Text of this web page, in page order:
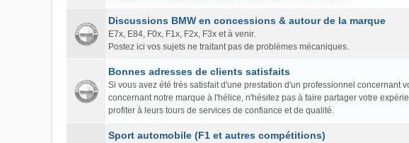
Discussions BMW en concessions & autour de la marque
E7x, E84, F0x, F1x, F2x, F3x et à venir.
Postez ici vos sujets ne traitant pas de problèmes mécaniques.
Bonnes adresses de clients satisfaits
Si vous avez été très satisfait d'une prestation d'un professionnel concernant
concernant notre marque à l'hélice, n'hésitez pas à faire partager votre
profiter à leurs tours de services de confiance et de qualité.
Sport automobile (F1 et autres compétitions)